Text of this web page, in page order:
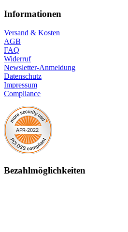
Informationen
Versand & Kosten
AGB
FAQ
Widerruf
Newsletter-Anmeldung
Datenschutz
Impressum
Compliance
Bezahlmöglichkeiten